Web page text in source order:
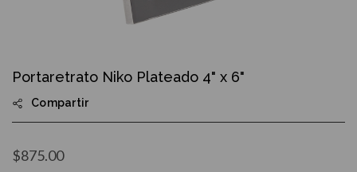
the
of
the
gallery
Portaretrato Niko Plateado 4" x 6"
Compartir
$875.00